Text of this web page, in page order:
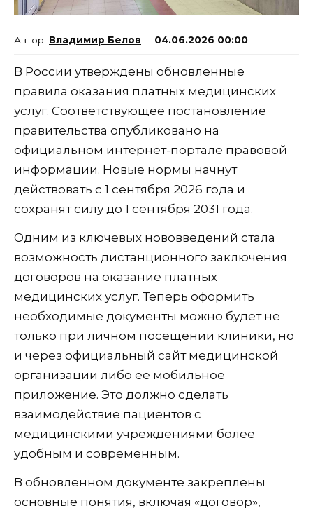
Владимир Белов 04.06.2026 00:00
В России утверждены обновленные
правила оказания платных медицинских
услуг. Соответствующее постановление
правительства опубликовано на
официальном интернет-портале правовой
информации. Новые нормы начнут
действовать с 1 сентября 2026 года и
сохранят силу до 1 сентября 2031 года.
Одним из ключевых нововведений стала
возможность дистанционного заключения
договоров на оказание платных
медицинских услуг. Теперь оформить
необходимые документы можно будет не
только при личном посещении клиники, но
и через официальный сайт медицинской
организации либо ее мобильное
приложение. Это должно сделать
взаимодействие пациентов с
медицинскими учреждениями более
удобным и современным.
В обновленном документе закреплены
основные понятия, включая «договор»,